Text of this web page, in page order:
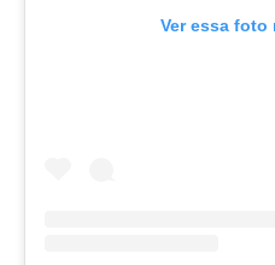
Ver essa foto